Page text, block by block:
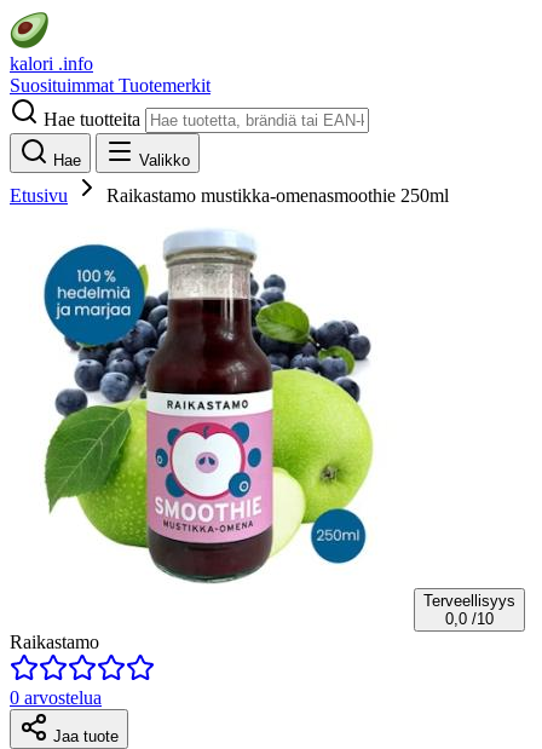
kalori .info
Suosituimmat Tuotemerkit
Hae tuotteita
Hae Valikko
Etusivu Raikastamo mustikka-omenasmoothie 250ml
Terveellisyys
0,0 /10
Raikastamo
0 arvostelua
Jaa tuote